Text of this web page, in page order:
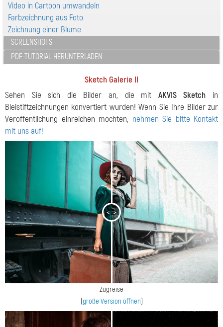
Video in Cartoon umwandeln
Farbzeichnung aus Foto
Zeichnung einer Blume
SCREENSHOTS
PDF-TUTORIAL HERUNTERLADEN
Sketch Galerie II
Sehen Sie sich die Bilder an, die mit AKVIS Sketch in
Bleistiftzeichnungen konvertiert wurden! Wenn Sie Ihre Bilder zur
Veröffentlichung einreichen möchten, nehmen Sie bitte Kontakt
mit uns auf!
< >
Zugreise
(große Version öffnen)